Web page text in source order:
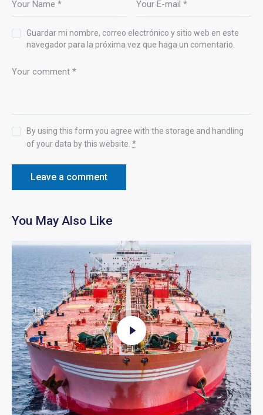
Guardar mi nombre, correo electrónico y sitio web en este
navegador para la próxima vez que haga un comentario.
By using this form you agree with the storage and handling
of your data by this website.*
You May Also Like